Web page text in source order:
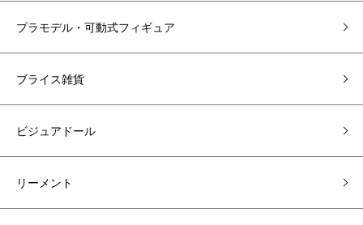
プラモデル・可動式フィギュア
ブライス雑貨
ビジュアドール
リーメント